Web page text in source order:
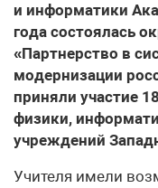
и информатики
года состоялась
«Партнерство в
модернизации
приняли участие
физики,
учреждений
Учителя имели